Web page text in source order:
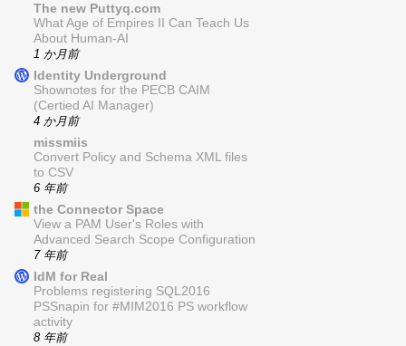
The new Puttyq.com
What Age of Empires II Can Teach Us
About Human-AI
1 か月前
Identity Underground
Shownotes for the PECB CAIM
(Certied AI Manager)
4 か月前
missmiis
Convert Policy and Schema XML files
to CSV
6 年前
the Connector Space
View a PAM User's Roles with
Advanced Search Scope Configuration
7 年前
IdM for Real
Problems registering SQL2016
PSSnapin for #MIM2016 PS workflow
activity
8 年前